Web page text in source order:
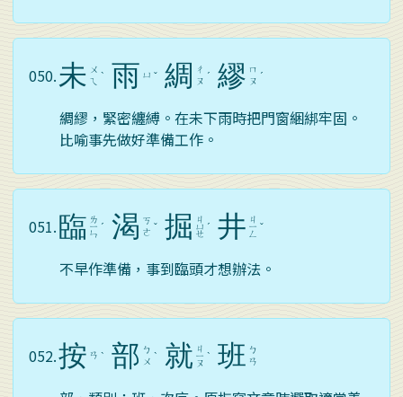
050.未 ㄨ
ㄟ ˋ 雨 ㄩ ˇ 綢
ㄔ
ㄡ ˊ 繆 ㄇ
ㄡ ˊ
綢繆，緊密纏縛。在未下雨時把門窗綑綁牢固。
比喻事先做好準備工作。
051.臨 ㄌ
ㄧ
ㄣ
ˊ 渴 ㄎ
ㄜ ˇ 掘 ㄐ
ㄩ
ㄝ
ˊ 井 ㄐ
ㄧ
ㄥ
ˇ
不早作準備，事到臨頭才想辦法。
052.按 ㄢ ˋ 部 ㄅ
ㄨ ˋ 就 ㄐ
ㄧ
ㄡ
ˋ 班 ㄅ
ㄢ